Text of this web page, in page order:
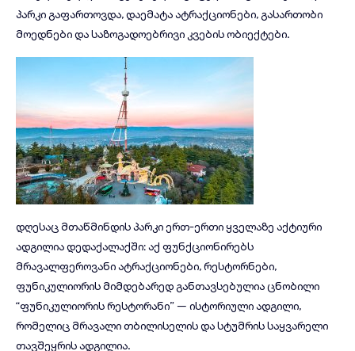
პარკი გაფართოვდა, დაემატა ატრაქციონები, გასართობი
მოედნები და საზოგადოებრივი კვების ობიექტები.
დღესაც მთაწმინდის პარკი ერთ-ერთი ყველაზე აქტიური
ადგილია დედაქალაქში: აქ ფუნქციონირებს
მრავალფეროვანი ატრაქციონები, რესტორნები,
ფუნიკულიორის მიმდებარედ განთავსებულია ცნობილი
“ფუნიკულიორის რესტორანი” — ისტორიული ადგილი,
რომელიც მრავალი თბილისელის და სტუმრის საყვარელი
თავშეყრის ადგილია.